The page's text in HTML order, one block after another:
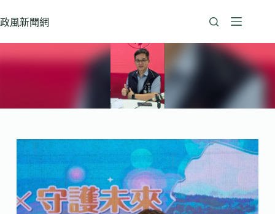
至
政風新聞網